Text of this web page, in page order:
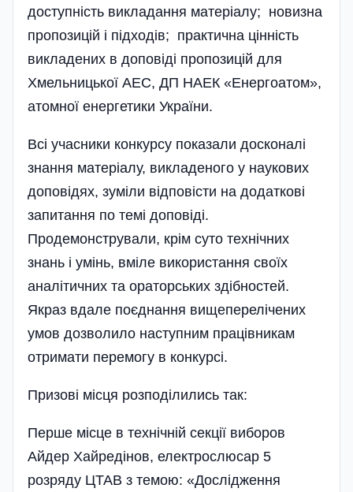
доступність викладання матеріалу; новизна
пропозицій i пiдходiв; практична цiннiсть
викладених в доповiдi пропозицiй для
Хмельницької АЕС, ДП НАЕК «Енергоатом»,
атомної енергетики України.
Всі учасники конкурсу показали досконалі
знання матеріалу, викладеного у наукових
доповідях, зуміли відповісти на додаткові
запитання по темі доповіді.
Продемонстрували, крім суто технічних
знань і умінь, вміле використання своїх
аналітичних та ораторських здібностей.
Якраз вдале поєднання вищеперелічених
умов дозволило наступним працівникам
отримати перемогу в конкурсі.
Призові місця розподілились так:
Перше місце в технічній секції виборов
Айдер Хайредінов, електрослюсар 5
розряду ЦТАВ з темою: «Дослідження